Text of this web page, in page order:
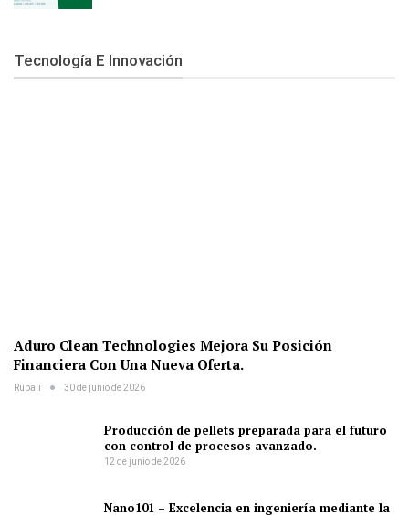
Tecnología E Innovación
Aduro Clean Technologies Mejora Su Posición
Financiera Con Una Nueva Oferta.
Rupali 30 de junio de 2026
Producción de pellets preparada para el futuro
con control de procesos avanzado.
12 de junio de 2026
Nano101 – Excelencia en ingeniería mediante la